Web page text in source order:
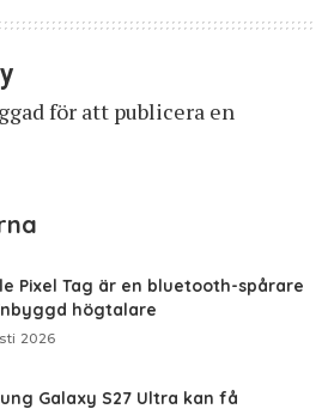
för att publicera en
Pixel Tag är en bluetooth-spårare
högtalare
2026
Galaxy S27 Ultra kan få